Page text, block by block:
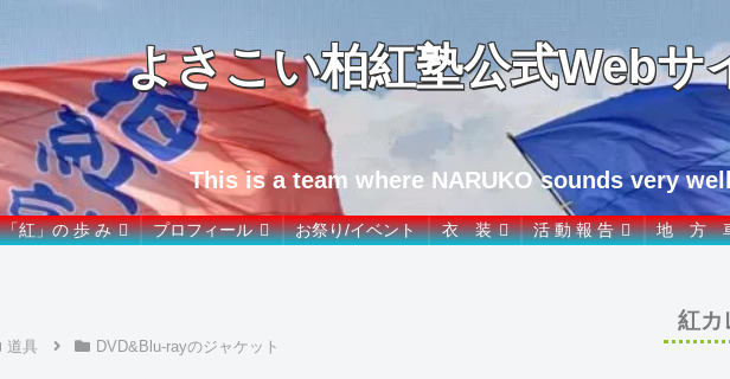
よさこい柏紅塾公式Webサ
This is a team where NARUKO sounds very
「紅」の 歩 み プロフィール お祭り/イベント 衣 装 活 動 報 告 地 方
道具 DVD&Blu-rayのジャケット
紅カ